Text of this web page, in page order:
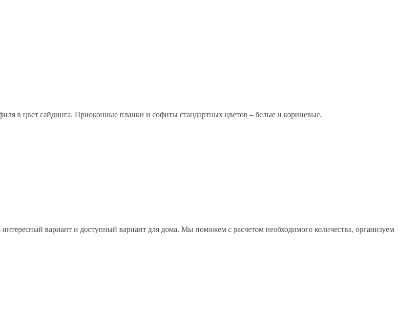
в цвет сайдинга. Приоконные планки и софиты стандартных цветов – белые и кориневые.
вариант и доступный вариант для дома. Мы поможем с расчетом необходимого количества, организуем